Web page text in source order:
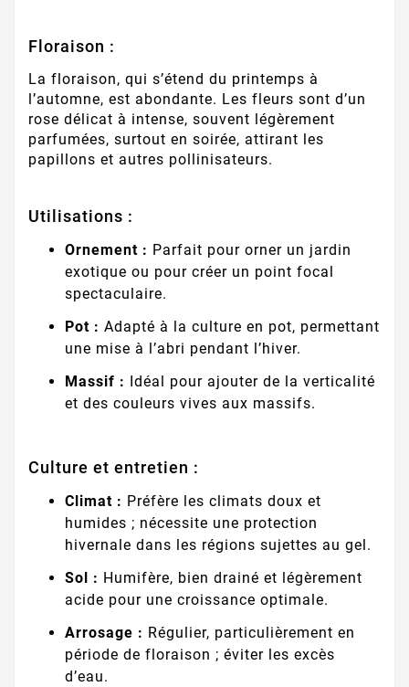
Floraison :
La floraison, qui s’étend du printemps à
l’automne, est abondante. Les fleurs sont d’un
rose délicat à intense, souvent légèrement
parfumées, surtout en soirée, attirant les
papillons et autres pollinisateurs.
Utilisations :
Ornement : Parfait pour orner un jardin
exotique ou pour créer un point focal
spectaculaire.
Pot : Adapté à la culture en pot, permettant
une mise à l’abri pendant l’hiver.
Massif :
Idéal pour ajouter de la verticalité
et des couleurs vives aux massifs.
Culture et entretien :
Climat : Préfère les climats doux et
humides ; nécessite une protection
hivernale dans les régions sujettes au gel.
Sol : Humifère, bien drainé et légèrement
acide pour une croissance optimale.
Arrosage : Régulier, particulièrement en
période de floraison ; éviter les excès
d’eau.